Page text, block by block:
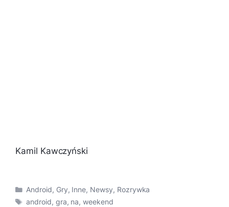
Kamil Kawczyński
Kategorie
Android, Gry, Inne, Newsy, Rozrywka
Tagi
android, gra, na,weekend